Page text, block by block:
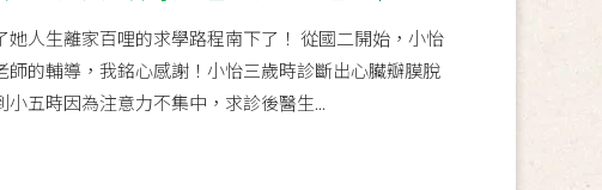
她人生離家百哩的求學路程南下了！ 從國二開始，小怡
師的輔導，我銘心感謝！小怡三歲時診斷出心臟瓣膜脫
小五時因為注意力不集中，求診後醫生...